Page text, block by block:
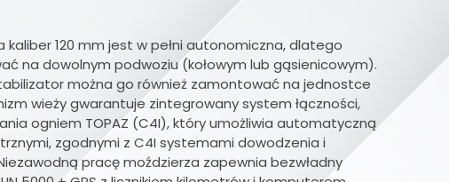
kaliber 120 mm jest w pełni autonomiczna, dlatego
na dowolnym podwoziu (kołowym lub gąsienicowym).
można go również zamontować na jednostce
wieży gwarantuje zintegrowany system łączności,
ogniem TOPAZ (C4I), który umożliwia automatyczną
zgodnymi z C4I systemami dowodzenia i
pracę moździerza zapewnia bezwładny